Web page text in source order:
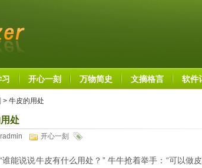
开心一刻 万物简史 文摘格言 软件
> 牛皮的用处
处
开心一刻
谁能说说牛皮有什么用处？” 牛牛抢着举手：“可以